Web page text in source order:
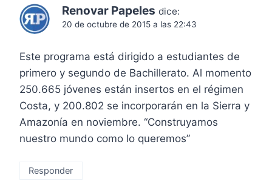
Renovar Papeles dice:
20 de octubre de 2015 a las 22:43
Este programa está dirigido a estudiantes de
primero y segundo de Bachillerato. Al momento
250.665 jóvenes están insertos en el régimen
Costa, y 200.802 se incorporarán en la Sierra y
Amazonía en noviembre. “Construyamos
nuestro mundo como lo queremos”
Responder